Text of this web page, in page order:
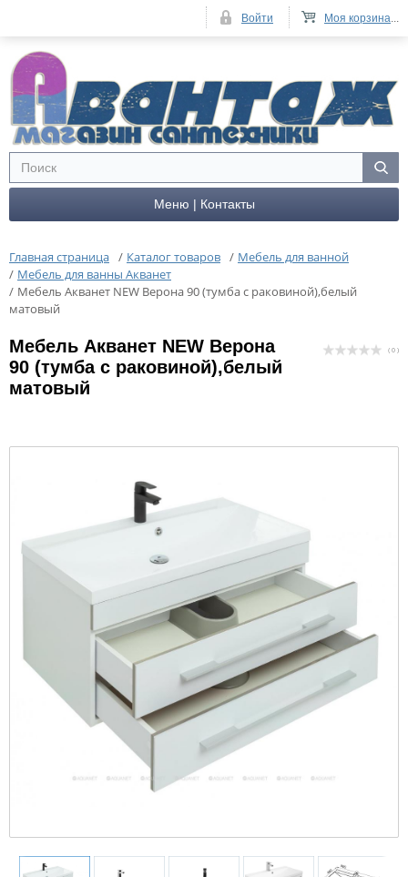
Меню | Контакты
Главная страница / Каталог товаров / Мебель для ванной
/ Мебель для ванны Акванет
/ Мебель Акванет NEW Верона 90 (тумба с раковиной),белый
матовый
Мебель Акванет NEW Верона
90 (тумба с раковиной),белый
матовый
( 0 )
Моя корзина...
Войти